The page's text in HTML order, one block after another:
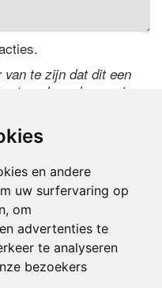
en andere
uw surfervaring op
om
advertenties te
te analyseren
bezoekers
te zijn dat dit een
code over in